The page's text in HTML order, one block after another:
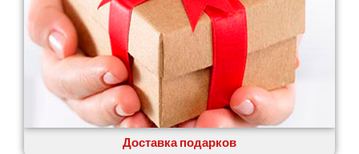
Доставка подарков